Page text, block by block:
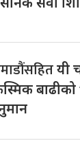
यी
बाढीको